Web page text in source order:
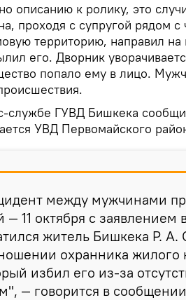
описанию к ролику, это
проходя с супругой рядом
территорию, направил на
его. Дворник
попало ему в лицо.
службе ГУВД Бишкека
УВД Первомайского
между мужчинами
— 11 октября с
житель Бишкека Р.
охранника
избил его из-за
— говорится в